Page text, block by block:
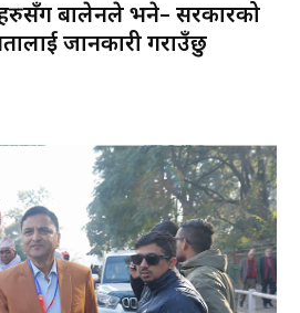
बालेनले भने– सरकारको
जानकारी गराउँछु